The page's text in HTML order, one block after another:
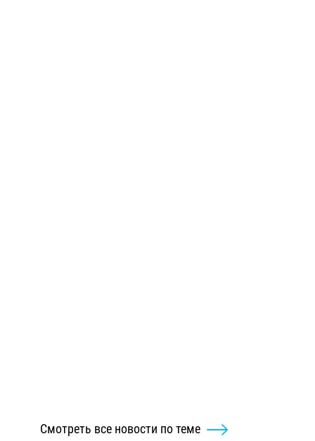
Смотреть все новости по теме